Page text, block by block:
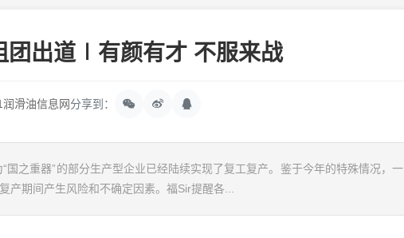
团出道∣有颜有才 不服来战
润滑油信息网分享到：
之重器”的部分生产型企业已经陆续实现了复工复产。鉴于今年的特殊情况，一
产期间产生风险和不确定因素。福Sir提醒各...